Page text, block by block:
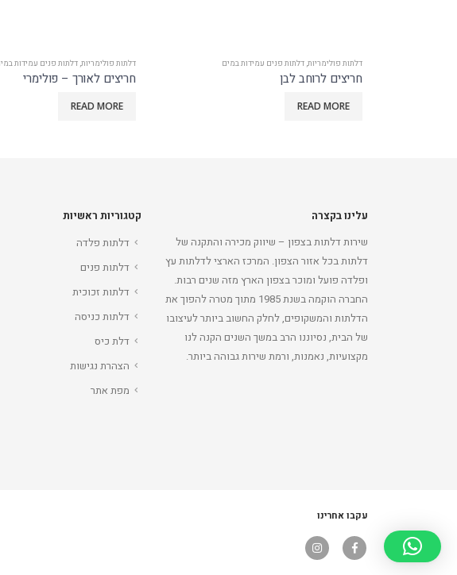
דלתות פולימריות,דלתות פנים עמידות במים
חריצים לרוחב לבן
READ MORE
דלתות פולימריות,דלתות פנים עמידות במים
חריצים לאורך – פולימרי
READ MORE
עלינו בקצרה
שירות דלתות בצפון – שיווק מכירה והתקנה של
דלתות בכל אזור הצפון. המרכז הארצי לדלתות עץ
ופלדה פועל ומוכר בצפון הארץ מזה שנים רבות.
החברה הוקמה בשנת 1985 מתוך מטרה להפוך את
הדלתות והמשקופים, לחלק החשוב ביותר לעיצובו
של הבית, נסיוננו הרב במשך השנים הקנה לנו
מקצועיות, נאמנות, ורמת שירות גבוהה ביותר.
קטגוריות ראשיות
דלתות פלדה
דלתות פנים
דלתות זכוכית
דלתות כניסה
דלת כיס
הצהרת נגישות
מפת אתר
עקבו אחרינו